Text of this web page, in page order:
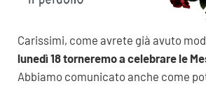
Carissimi, come avrete già avuto
lunedì 18 torneremo a celebrare le
Abbiamo comunicato anche come